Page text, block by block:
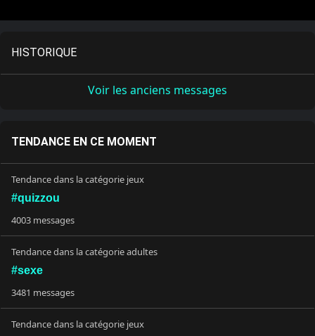
HISTORIQUE
Voir les anciens messages
TENDANCE EN CE MOMENT
Tendance dans la catégorie jeux
#quizzou
4003 messages
Tendance dans la catégorie adultes
#sexe
3481 messages
Tendance dans la catégorie jeux